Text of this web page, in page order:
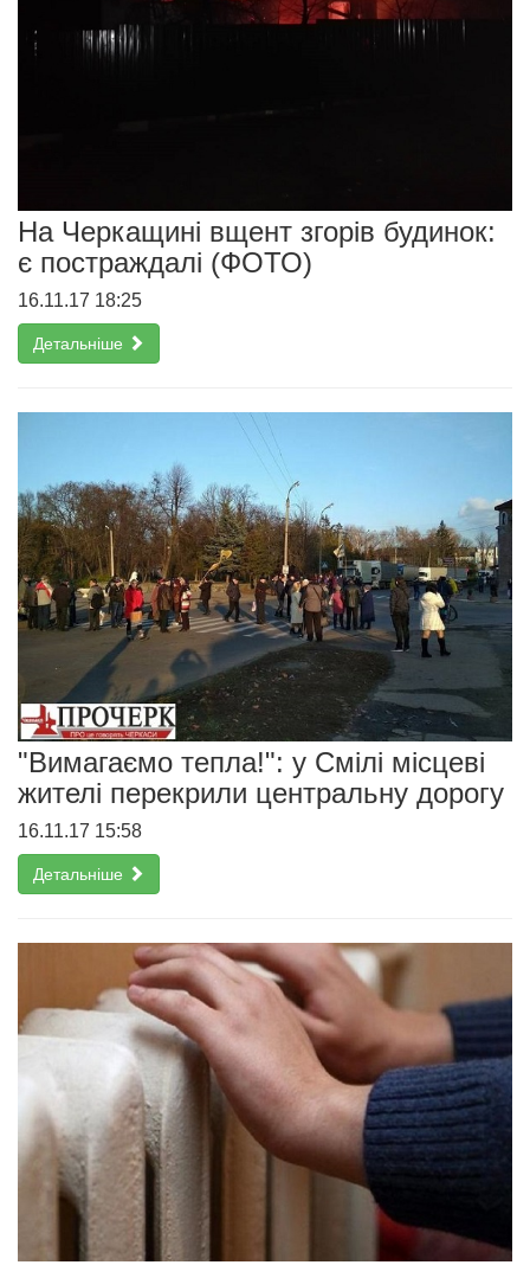
На Черкащині вщент згорів будинок:
є постраждалі (ФОТО)
16.11.17 18:25
Детальніше
"Вимагаємо тепла!": у Смілі місцеві
жителі перекрили центральну дорогу
16.11.17 15:58
Детальніше